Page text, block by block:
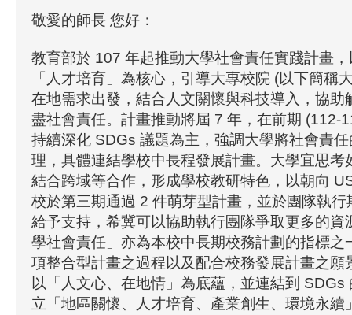
敬愛的師長 您好：
教育部於 107 年起推動大學社會責任實踐計畫
「人才培育」為核心，引導大專校院 (以下簡稱
在地需求出發，結合人文關懷與科技導入，協助
盡社會責任。計畫推動將屆 7 年，在前期 (112-
持續深化 SDGs 議題為主，強調大學將社會責
理，具體連結學校中長程發展計畫。大學宜思考
結合跨域等合作，形成學校教研特色，以朝向
校於第三期通過 2 件萌芽型計畫，並於團隊執
給予支持，希冀可以協助執行團隊爭取更多的資
學社會責任」亦為本校中長期校務計劃的指標之
項整合型計畫之過程以及配合校務發展計畫之願
以「人文心、在地情」為底蘊，並連結到 SDGs
立「地區關懷、人才培育、產業創生、環境永續